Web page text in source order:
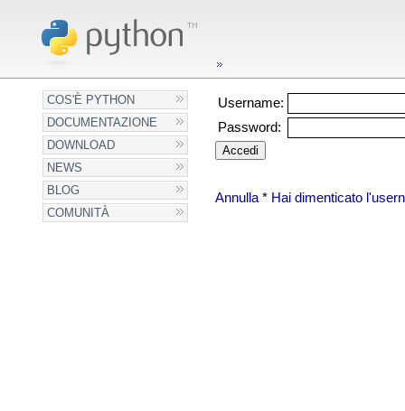
COS'È PYTHON
DOCUMENTAZIONE
DOWNLOAD
NEWS
BLOG
COMUNITÀ
Username:
Password:
Annulla* Hai dimenticato